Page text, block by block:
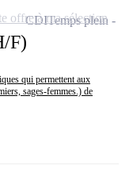
F)
qui permettent aux
sages-femmes.) de
CDITemps plein
offre à ma sélection